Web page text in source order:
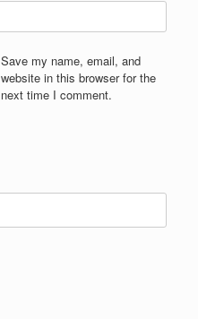
Save my name, email, and
website in this browser for the
next time I comment.